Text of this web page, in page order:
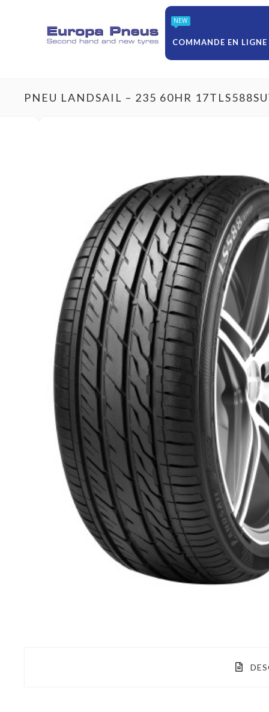
NEW
COMMANDE EN LIGNE
PNEU LANDSAIL – 235 60HR